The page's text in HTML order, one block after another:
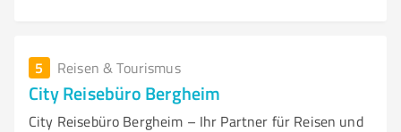
5 Reisen & Tourismus
City Reisebüro Bergheim
City Reisebüro Bergheim – Ihr Partner für Reisen und